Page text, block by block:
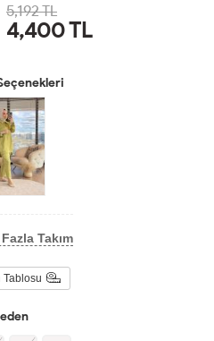
5,192 TL
4,400TL
Takım
Tablosu